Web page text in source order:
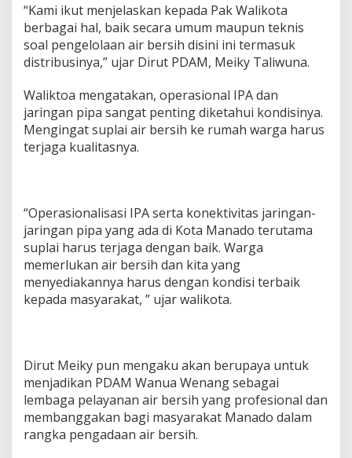
“Kami ikut menjelaskan kepada Pak Walikota
berbagai hal, baik secara umum maupun teknis
soal pengelolaan air bersih disini ini termasuk
distribusinya,” ujar Dirut PDAM, Meiky Taliwuna.
Waliktoa mengatakan, operasional IPA dan
jaringan pipa sangat penting diketahui kondisinya.
Mengingat suplai air bersih ke rumah warga harus
terjaga kualitasnya.
“Operasionalisasi IPA serta konektivitas jaringan-
jaringan pipa yang ada di Kota Manado terutama
suplai harus terjaga dengan baik. Warga
memerlukan air bersih dan kita yang
menyediakannya harus dengan kondisi terbaik
kepada masyarakat, ” ujar walikota.
Dirut Meiky pun mengaku akan berupaya untuk
menjadikan PDAM Wanua Wenang sebagai
lembaga pelayanan air bersih yang profesional dan
membanggakan bagi masyarakat Manado dalam
rangka pengadaan air bersih.